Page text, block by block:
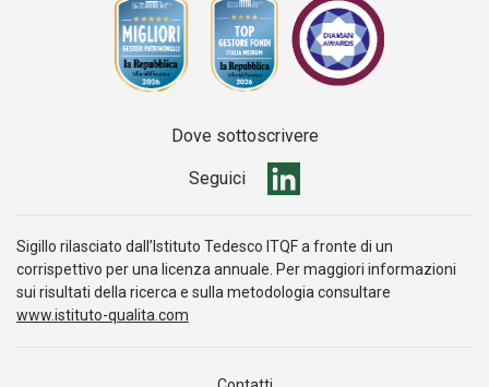
Dove sottoscrivere
Seguici
Sigillo rilasciato dall’Istituto Tedesco ITQF a fronte di un
corrispettivo per una licenza annuale. Per maggiori informazioni
sui risultati della ricerca e sulla metodologia consultare
www.istituto-qualita.com